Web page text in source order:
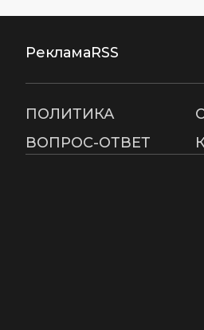
РекламаRSS
ПОЛИТИКА
ВОПРОС-ОТВЕТ